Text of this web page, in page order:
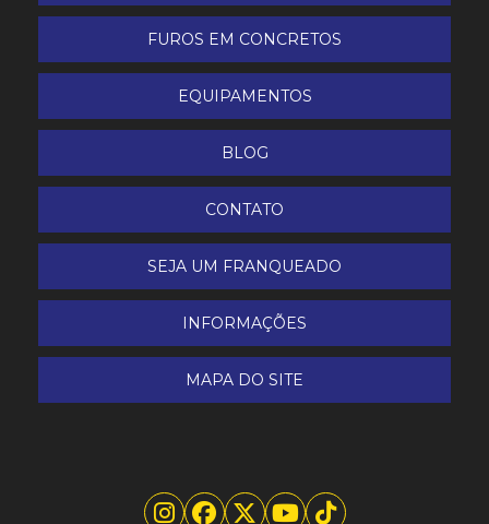
PUZZI 30/4
Pistola telescópica 1,8 à 5,4 m
Polidora UHS
Pulverizador Tanque Químico
Raspa-taco
Varredeira Profissional
FUROS EM CONCRETOS
EQUIPAMENTOS
BLOG
CONTATO
SEJA UM FRANQUEADO
INFORMAÇÕES
MAPA DO SITE